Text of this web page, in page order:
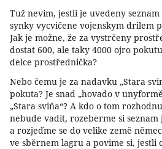
Tuž nevim, jestli je uvedeny
synky vycvičene vojenskym drilem
Jak je možne, že za vystrčeny
dostat 600, ale taky 4000 ojro
delce prostřednička?
Nebo čemu je za nadavku „Stara
pokuta? Je snad „hovado v
„Stara sviňa“? A kdo o tom
nebude vadit, rozeberme si
a rozjeďme se do velike země
ve sběrnem lagru a povime si, jestli